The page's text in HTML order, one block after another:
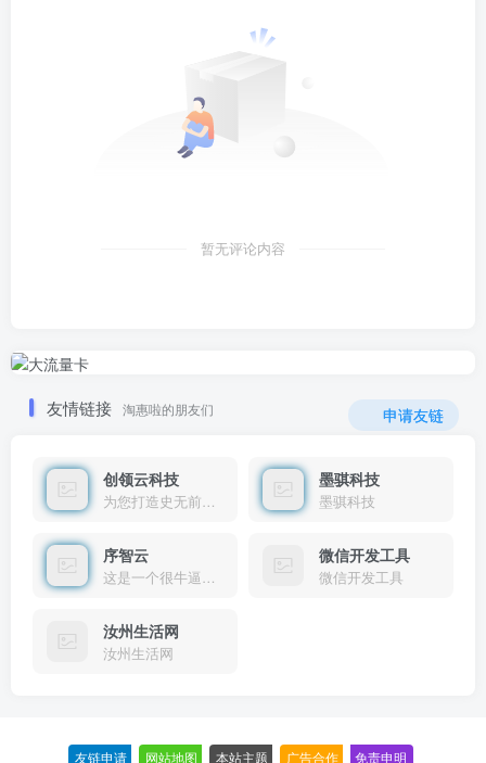
暂无评论内容
友情链接 淘惠啦的朋友们 申请友链
创领云科技
为您打造史无前例的应用产品带您认识新时代产品的创新
墨骐科技
墨骐科技
序智云
这是一个很牛逼的开发者，要开发找他准行！
微信开发工具
微信开发工具
汝州生活网
汝州生活网
友链申请 网站地图 本站主题 广告合作 免责申明